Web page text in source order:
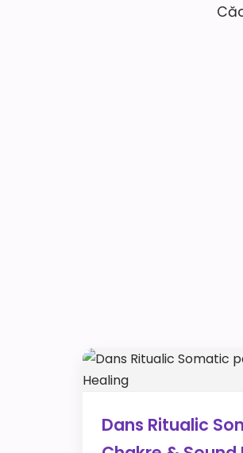
Dans Ritualic